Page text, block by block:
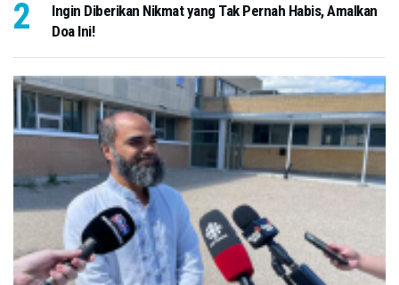
Ingin Diberikan Nikmat yang Tak Pernah Habis, Amalkan
Doa Ini!